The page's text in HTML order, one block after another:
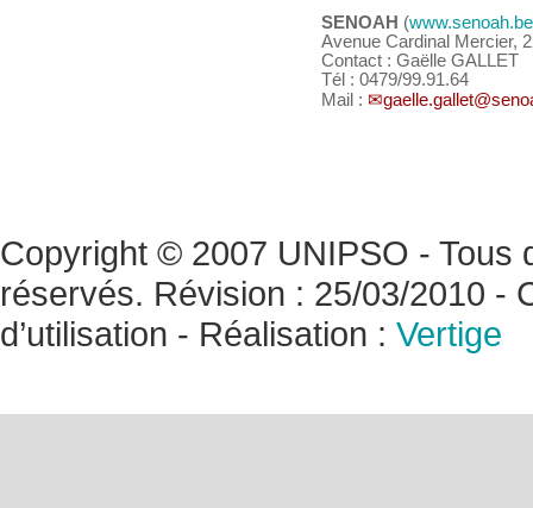
SENOAH (www.senoah.be
Avenue Cardinal Mercier,
Contact : Gaëlle GALLET
Tél : 0479/99.91.64
Mail :
Copyright © 2007 UNIPSO - Tous
réservés. Révision : 25/03/2010 -
d’utilisation - Réalisation : Vertige